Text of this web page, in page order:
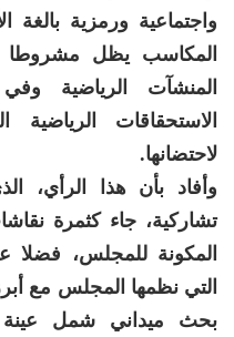
واجتماعية ورمزية
المكاسب يظل مشروطا
المنشآت الرياضية
الاستحقاقات
لاحتضانها.
وأفاد بأن هذا الرأي،
تشاركية، جاء كثمرة
المكونة للمجلس،
التي نظمها المجلس مع